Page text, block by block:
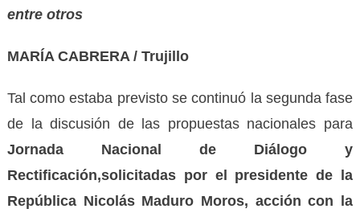
entre otros
MARÍA CABRERA / Trujillo
Tal como estaba previsto se continuó la segunda fase
de la discusión de las propuestas nacionales para
Jornada Nacional de Diálogo y
Rectificación,solicitadas por el presidente de la
República Nicolás Maduro Moros, acción con la